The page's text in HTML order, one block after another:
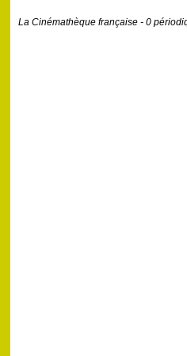
La Cinémathèque française - 0